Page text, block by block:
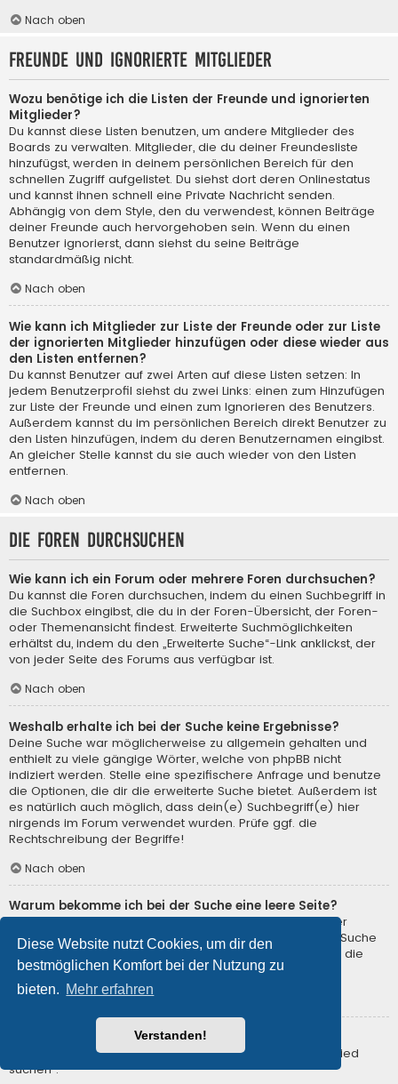
Diese Website nutzt Cookies, um dir den
bestmöglichen Komfort bei der Nutzung zu
bieten. Mehr erfahren
Verstanden!
Nach oben
Freunde und ignorierte Mitglieder
Wozu benötige ich die Listen der Freunde und ignorierten
Mitglieder?
Du kannst diese Listen benutzen, um andere Mitglieder des
Boards zu verwalten. Mitglieder, die du deiner Freundesliste
hinzufügst, werden in deinem persönlichen Bereich für den
schnellen Zugriff aufgelistet. Du siehst dort deren Onlinestatus
und kannst ihnen schnell eine Private Nachricht senden.
Abhängig von dem Style, den du verwendest, können Beiträge
deiner Freunde auch hervorgehoben sein. Wenn du einen
Benutzer ignorierst, dann siehst du seine Beiträge
standardmäßig nicht.
Nach oben
Wie kann ich Mitglieder zur Liste der Freunde oder zur Liste
der ignorierten Mitglieder hinzufügen oder diese wieder aus
den Listen entfernen?
Du kannst Benutzer auf zwei Arten auf diese Listen setzen: In
jedem Benutzerprofil siehst du zwei Links: einen zum Hinzufügen
zur Liste der Freunde und einen zum Ignorieren des Benutzers.
Außerdem kannst du im persönlichen Bereich direkt Benutzer zu
den Listen hinzufügen, indem du deren Benutzernamen eingibst.
An gleicher Stelle kannst du sie auch wieder von den Listen
entfernen.
Nach oben
Die Foren durchsuchen
Wie kann ich ein Forum oder mehrere Foren durchsuchen?
Du kannst die Foren durchsuchen, indem du einen Suchbegriff in
die Suchbox eingibst, die du in der Foren-Übersicht, der Foren-
oder Themenansicht findest. Erweiterte Suchmöglichkeiten
erhältst du, indem du den „Erweiterte Suche“-Link anklickst, der
von jeder Seite des Forums aus verfügbar ist.
Nach oben
Weshalb erhalte ich bei der Suche keine Ergebnisse?
Deine Suche war möglicherweise zu allgemein gehalten und
enthielt zu viele gängige Wörter, welche von phpBB nicht
indiziert werden. Stelle eine spezifischere Anfrage und benutze
die Optionen, die dir die erweiterte Suche bietet. Außerdem ist
es natürlich auch möglich, dass dein(e) Suchbegriff(e) hier
nirgends im Forum verwendet wurden. Prüfe ggf. die
Rechtschreibung der Begriffe!
Nach oben
Warum bekomme ich bei der Suche eine leere Seite?
Deine Suche lieferte zu viele Ergebnisse, somit konnte der
Webserver sie nicht verarbeiten. Benutze die erweiterte Suche
und gib spezifischere Suchbegriffe ein oder beschränke die
Suche auf verschiedene Unterforen.
Nach oben
Wie kann ich nach Mitgliedern suchen?
Gehe zur Mitgliederliste und klicke auf „Nach einem Mitglied
suchen“.